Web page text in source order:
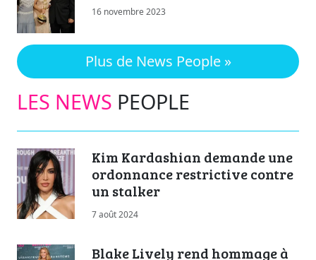
16 novembre 2023
Plus de News People »
LES NEWS PEOPLE
Kim Kardashian demande une
ordonnance restrictive contre
un stalker
7 août 2024
Blake Lively rend hommage à